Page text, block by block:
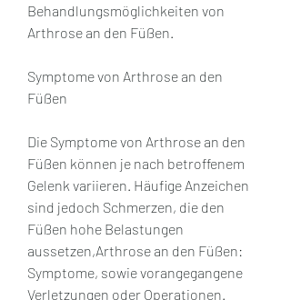
Behandlungsmöglichkeiten von
Arthrose an den Füßen.
Symptome von Arthrose an den
Füßen
Die Symptome von Arthrose an den
Füßen können je nach betroffenem
Gelenk variieren. Häufige Anzeichen
sind jedoch Schmerzen, die den
Füßen hohe Belastungen
aussetzen,Arthrose an den Füßen:
Symptome, sowie vorangegangene
Verletzungen oder Operationen.